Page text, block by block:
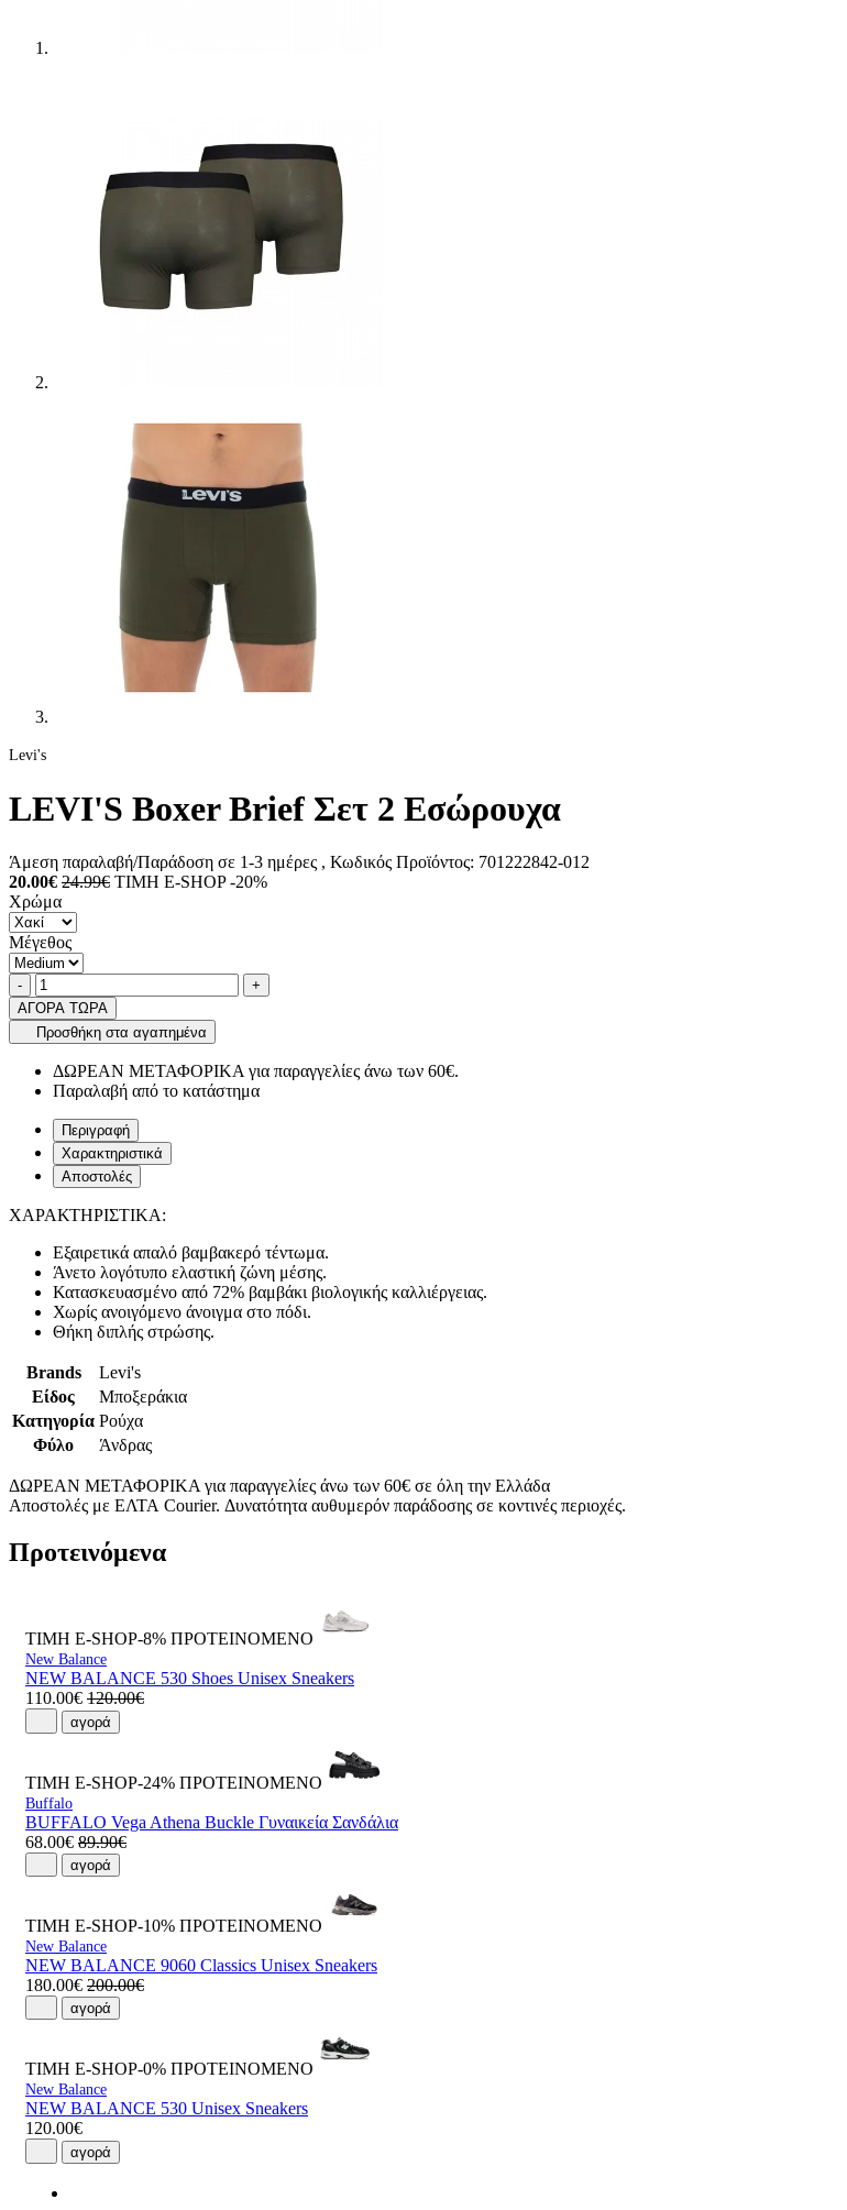
Levi's
LEVI'S Boxer Brief Σετ 2 Εσώρουχα
Άμεση παραλαβή/Παράδοση σε 1-3 ημέρες , Κωδικός Προϊόντος: 701222842-012
20.00€ 24.99€ ΤΙΜΗ E-SHOP -20%
Χρώμα
Μέγεθος
Ποσότητα
-product.increase.quantity +
ΑΓΟΡΑ ΤΩΡΑ
Προσθήκη στα αγαπημένα
ΔΩΡΕΑΝ ΜΕΤΑΦΟΡΙΚΑ για παραγγελίες άνω των 60€.
Παραλαβή από το κατάστημα
Περιγραφή
Χαρακτηριστικά
Αποστολές
ΧΑΡΑΚΤΗΡΙΣΤΙΚΑ:
Εξαιρετικά απαλό βαμβακερό τέντωμα.
Άνετο λογότυπο ελαστική ζώνη μέσης.
Κατασκευασμένο από 72% βαμβάκι βιολογικής καλλιέργειας.
Χωρίς ανοιγόμενο άνοιγμα στο πόδι.
Θήκη διπλής στρώσης.
Brands
Levi's
Είδος
Μποξεράκια
Κατηγορία Ρούχα
Φύλο
Άνδρας
ΔΩΡΕΑΝ ΜΕΤΑΦΟΡΙΚΑ για παραγγελίες άνω των 60€ σε όλη την Ελλάδα
Αποστολές με ΕΛΤΑ Courier. Δυνατότητα αυθυμερόν παράδοσης σε κοντινές περιοχές.
Προτεινόμενα
ΤΙΜΗ E-SHOP-8% ΠΡΟΤΕΙΝΟΜΕΝΟ
New Balance
NEW BALANCE 530 Shoes Unisex Sneakers
110.00€ 120.00€
αγορά
ΤΙΜΗ E-SHOP-24% ΠΡΟΤΕΙΝΟΜΕΝΟ
Buffalo
BUFFALO Vega Athena Buckle Γυναικεία Σανδάλια
68.00€ 89.90€
αγορά
ΤΙΜΗ E-SHOP-10% ΠΡΟΤΕΙΝΟΜΕΝΟ
New Balance
NEW BALANCE 9060 Classics Unisex Sneakers
180.00€ 200.00€
αγορά
ΤΙΜΗ E-SHOP-0% ΠΡΟΤΕΙΝΟΜΕΝΟ
New Balance
NEW BALANCE 530 Unisex Sneakers
120.00€
αγορά